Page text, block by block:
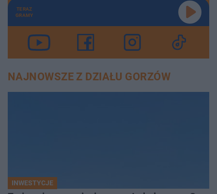
TERAZ
GRAMY
NAJNOWSZE Z DZIAŁU GORZÓW
INWESTYCJE